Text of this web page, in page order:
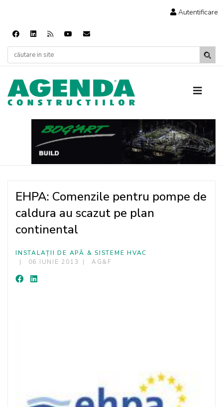
Autentificare
EHPA: Comenzile pentru pompe de
caldura au scazut pe plan
continental
INSTALAȚII DE APĂ & SISTEME HVAC
06 IUNIE 2013
AG&F